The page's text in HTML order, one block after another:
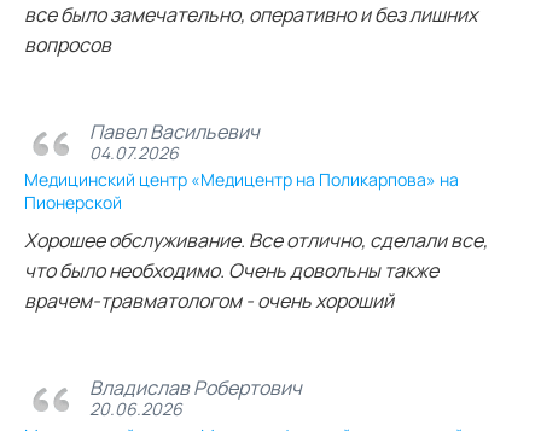
все было замечательно, оперативно и без лишних
вопросов
Павел Васильевич
04.07.2026
Медицинский центр «Медицентр на Поликарпова» на
Пионерской
Хорошее обслуживание. Все отлично, сделали все,
что было необходимо. Очень довольны также
врачем-травматологом - очень хороший
Владислав Робертович
20.06.2026